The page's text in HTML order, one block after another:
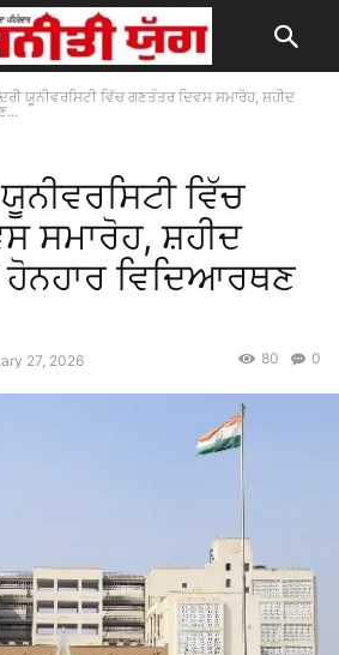
ਯੂਨੀਵਰਸਿਟੀ ਵਿੱਚ ਗਣਤੰਤਰ ਦਿਵਸ ਸਮਾਰੋਹ, ਸ਼ਹੀਦ
ਵਿੱਚ
ਸਮਾਰੋਹ, ਸ਼ਹੀਦ
ਵਿਦਿਆਰਥਣ
27, 2026 0
80